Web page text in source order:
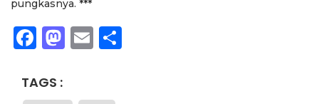
pungkasnya. ***
Facebook
Mastodon
Email
TAGS :